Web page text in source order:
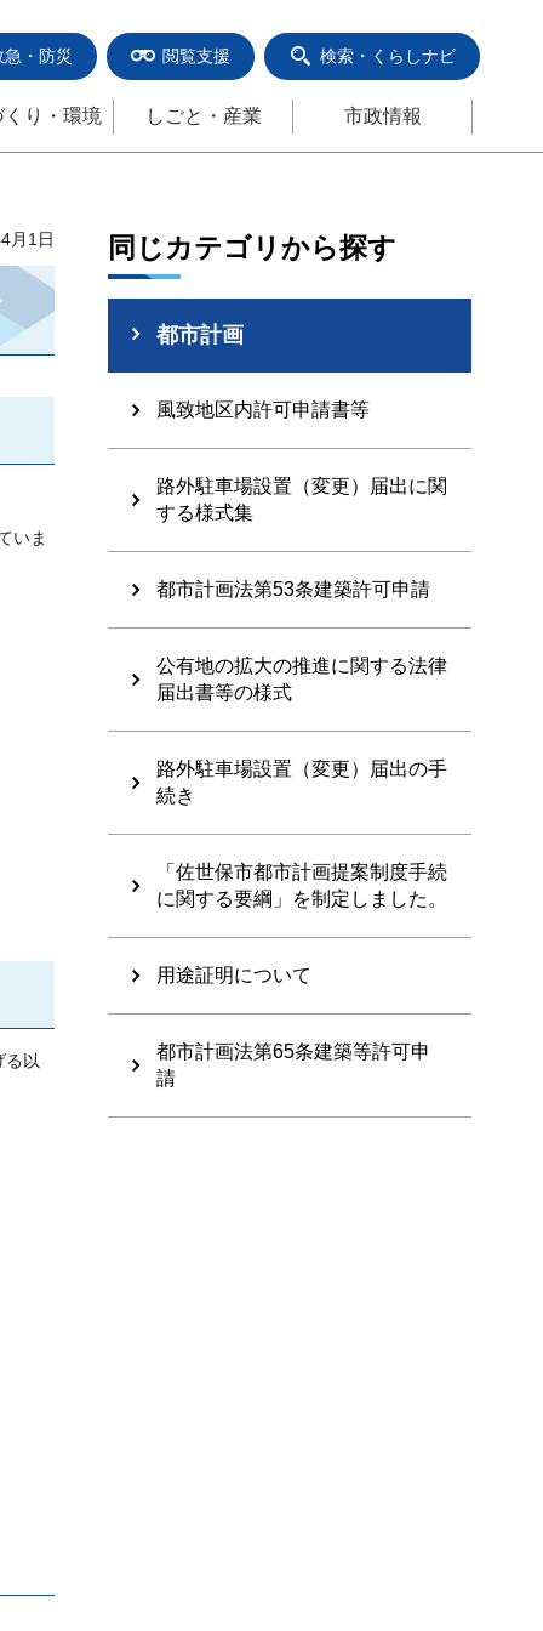
急・防災 閲覧支援 検索・くらしナビ
くり・環境 しごと・産業 市政情報
月1日
いま
る以
同じカテゴリから探す
都市計画
風致地区内許可申請書等
路外駐車場設置（変更）届出に関
する様式集
都市計画法第53条建築許可申請
公有地の拡大の推進に関する法律
届出書等の様式
路外駐車場設置（変更）届出の手
続き
「佐世保市都市計画提案制度手続
に関する要綱」を制定しました。
用途証明について
都市計画法第65条建築等許可申
請